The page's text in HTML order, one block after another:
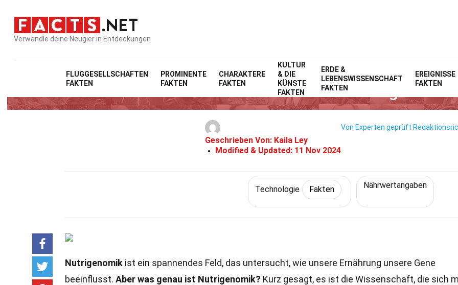
Verwandle deine Neugier in Entdeckungen
FLUGGESELLSCHAFTEN
FAKTEN
PROMINENTE
FAKTEN
CHARAKTERE
FAKTEN
KULTUR
& DIE
KÜNSTE
FAKTEN
ERDE &
LEBENSWISSENSCHAFT
FAKTEN
EREIGNISSE
FAKTEN
Home WissenschaftFakten Fakten
34 Fakten Über Nutrigenomik
Geschrieben Von: Kaila Ley
Modified & Updated: 11 Nov 2024
Von Experten geprüft
Technologie Fakten Nährwertangaben
Nutrigenomik ist ein spannendes Feld, das untersucht, wie unsere Ernährung unsere Gene
beeinflusst. Aber was genau ist Nutrigenomik? Kurz gesagt, es ist die Wissenschaft, die sich